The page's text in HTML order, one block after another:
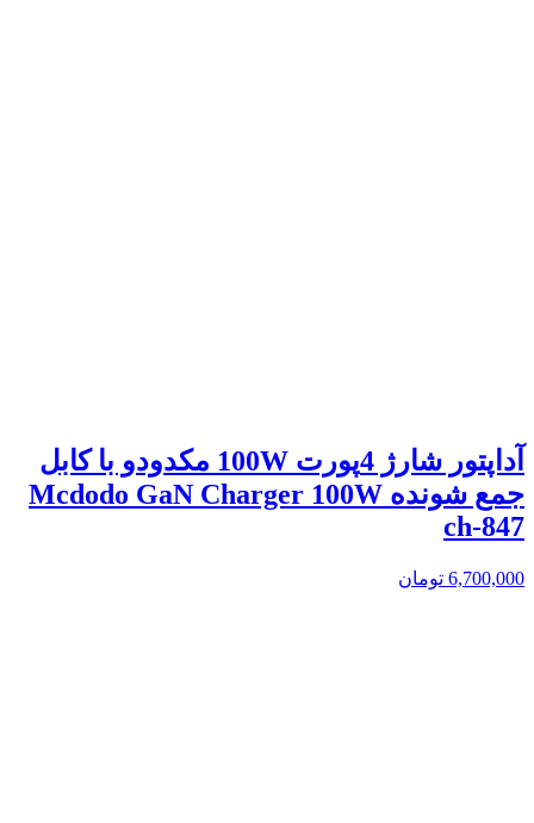
آداپتور شارژ 4پورت 100W مکدودو با کابل
جمع شونده Mcdodo GaN Charger 100W
ch-847
6,700,000 تومان